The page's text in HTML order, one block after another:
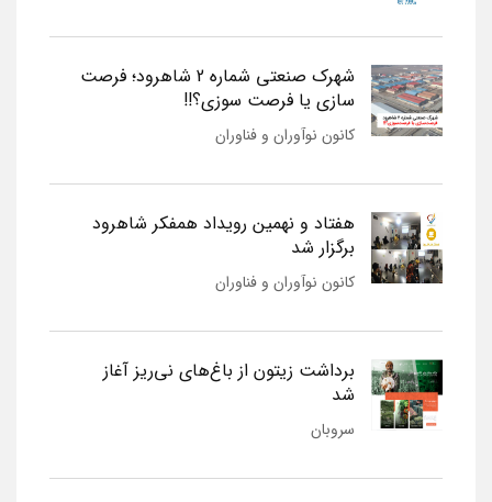
شهرک صنعتی شماره 2 شاهرود؛ فرصت
سازی یا فرصت سوزی؟!!
کانون نوآوران و فناوران
هفتاد و نهمین رویداد همفکر شاهرود
برگزار شد
کانون نوآوران و فناوران
برداشت زیتون از باغ‌های نی‌ریز آغاز
شد
سروبان